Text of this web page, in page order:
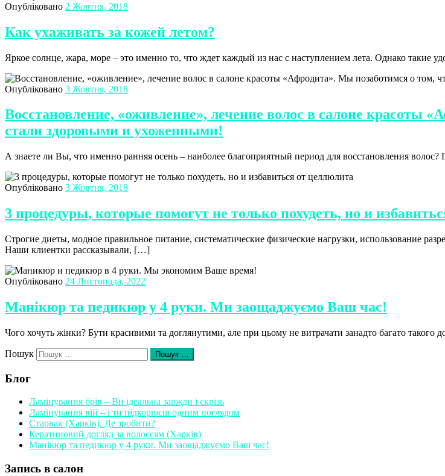
Опубліковано 2 Жовтня, 2018
Как ухаживать за кожей летом?
Яркое солнце, жара, море – это именно то, что ждет каждый из нас с наступлением лета. Однако такие
Опубліковано 3 Жовтня, 2018
Восстановление, «оживление», лечение волос в салоне
стали здоровыми и ухоженными!
А знаете ли Вы, что именно ранняя осень – наиболее благоприятный период для восстановления
Опубліковано 3 Жовтня, 2018
3 процедуры, которые помогут не только похудеть, но и
Строгие диеты, модное правильное питание, систематические физические нагрузки, использование
Наши клиентки рассказывали, […]
Опубліковано 24 Листопада, 2022
Манікюр та педикюр у 4 руки. Ми заощаджуємо Ваш час!
Чого хочуть жінки? Бути красивими та доглянутими, але при цьому не витрачати занадто багато такого
Пошук Пошук …
Блог
Ламінування брів – Ви ідеальна завжди і скрізь
Ламінування вій – і ти підкорюєш одним поглядом
Старвак (Харків). Де зробити?
Кератиновий догляд за волоссям (Харків)
Манікюр та педикюр у 4 руки. Ми заощаджуємо Ваш час!
Запись в салон